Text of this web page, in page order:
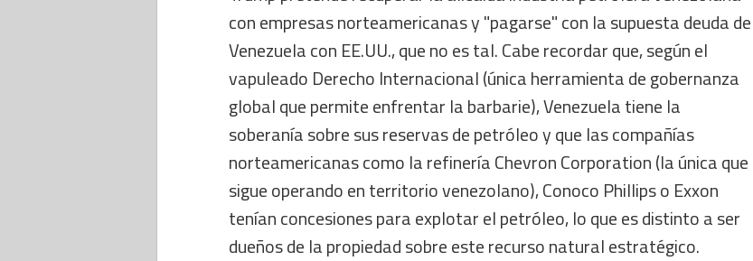
con empresas norteamericanas y "pagarse" con la supuesta deuda de
Venezuela con EE.UU., que no es tal. Cabe recordar que, según el
vapuleado Derecho Internacional (única herramienta de gobernanza
global que permite enfrentar la barbarie), Venezuela tiene la
soberanía sobre sus reservas de petróleo y que las compañías
norteamericanas como la refinería Chevron Corporation (la única que
sigue operando en territorio venezolano), Conoco Phillips o Exxon
tenían concesiones para explotar el petróleo, lo que es distinto a ser
dueños de la propiedad sobre este recurso natural estratégico.